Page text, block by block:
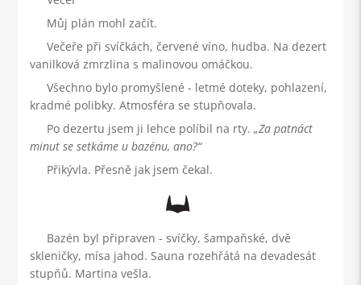
Můj plán mohl začít.
Večeře při svíčkách, červené víno, hudba. Na dezert
vanilková zmrzlina s malinovou omáčkou.
Všechno bylo promyšlené - letmé doteky, pohlazení,
kradmé polibky. Atmosféra se stupňovala.
Po dezertu jsem ji lehce políbil na rty. Za patnáct
minut se setkáme u bazénu, ano?
Přikývla. Přesně jak jsem čekal.
Bazén byl připraven - svíčky, šampaňské, dvě
skleničky, mísa jahod. Sauna rozehřátá na devadesát
stupňů. Martina vešla.